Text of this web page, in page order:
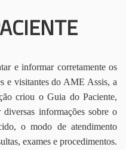
e informar corretamente os
e visitantes do AME Assis, a
criou o Guia do Paciente,
informações sobre o
o modo de atendimento
exames e procedimentos.